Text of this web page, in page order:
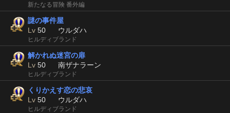
新たなる冒険 番外編
謎の事件屋
Lv 50 ウルダハ
ヒルディブランド
解かれぬ迷宮の扉
Lv 50 南ザナラーン
ヒルディブランド
くりかえす恋の悲哀
Lv 50 ウルダハ
ヒルディブランド